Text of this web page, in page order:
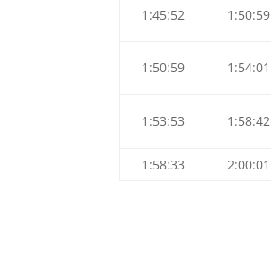
1:45:52 1:50:59
1:50:59 1:54:01
1:53:53 1:58:42
1:58:33 2:00:01